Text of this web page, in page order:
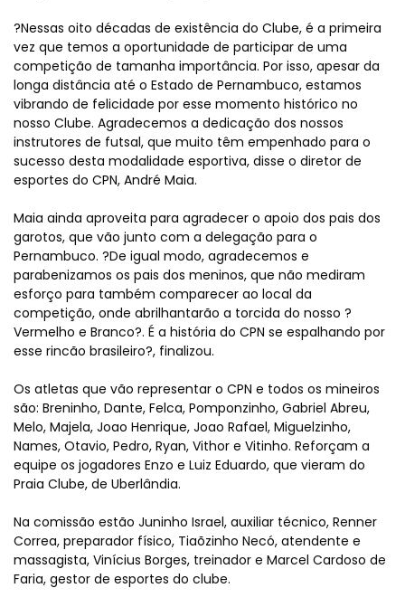
?Nessas oito décadas de existência do Clube, é a primeira
vez que temos a oportunidade de participar de uma
competição de tamanha importância. Por isso, apesar da
longa distância até o Estado de Pernambuco, estamos
vibrando de felicidade por esse momento histórico no
nosso Clube. Agradecemos a dedicação dos nossos
instrutores de futsal, que muito têm empenhado para o
sucesso desta modalidade esportiva, disse o diretor de
esportes do CPN, André Maia.
Maia ainda aproveita para agradecer o apoio dos pais dos
garotos, que vão junto com a delegação para o
Pernambuco. ?De igual modo, agradecemos e
parabenizamos os pais dos meninos, que não mediram
esforço para também comparecer ao local da
competição, onde abrilhantarão a torcida do nosso ?
Vermelho e Branco?. É a história do CPN se espalhando por
esse rincão brasileiro?, finalizou.
Os atletas que vão representar o CPN e todos os mineiros
são: Breninho, Dante, Felca, Pomponzinho, Gabriel Abreu,
Melo, Majela, Joao Henrique, Joao Rafael, Miguelzinho,
Names, Otavio, Pedro, Ryan, Vithor e Vitinho. Reforçam a
equipe os jogadores Enzo e Luiz Eduardo, que vieram do
Praia Clube, de Uberlândia.
Na comissão estão Juninho Israel, auxiliar técnico, Renner
Correa, preparador físico, Tiaõzinho Necó, atendente e
massagista, Vinícius Borges, treinador e Marcel Cardoso de
Faria, gestor de esportes do clube.